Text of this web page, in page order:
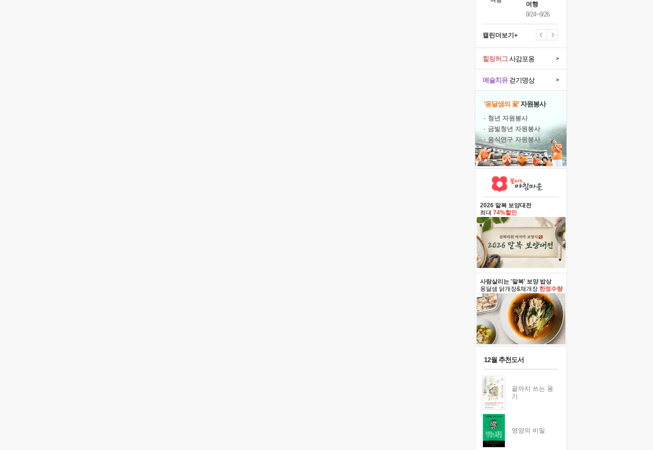
여행
9/24~9/26
캘린더보기+
예술치유걷기명상 >
힐링허그사감포옹 >
'옹달샘의 꽃'자원봉사
· 청년 자원봉사
· 금빛청년 자원봉사
· 음식연구 자원봉사
2026 말복 보양대전
최대 74%할인
사람살리는 '말복' 보양 밥상
옹달샘 닭개장&채개장 한정수량
12월 추천도서
끝까지 쓰는 용
기
영양의 비밀